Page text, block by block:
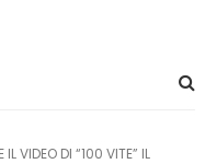
IL VIDEO DI “100 VITE” IL